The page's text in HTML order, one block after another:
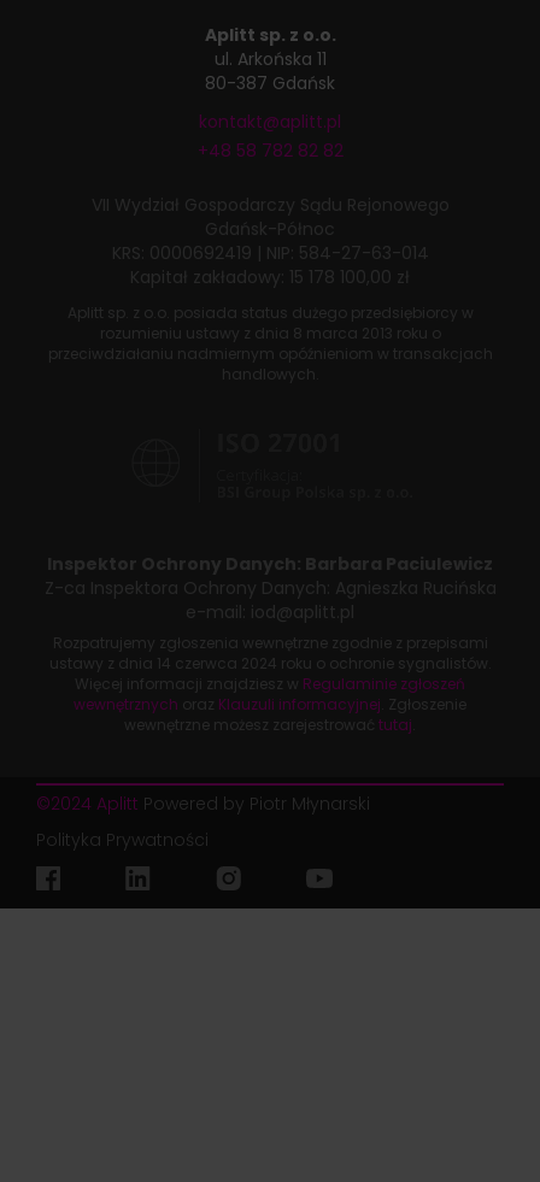
Aplitt sp. z o.o.
ul. Arkońska 11
80-387 Gdańsk
kontakt@aplitt.pl
+48 58 782 82 82
VII Wydział Gospodarczy Sądu Rejonowego
Gdańsk-Północ
KRS: 0000692419 | NIP: 584-27-63-014
Kapitał zakładowy: 15 178 100,00 zł
Aplitt sp. z o.o. posiada status dużego przedsiębiorcy w
rozumieniu ustawy z dnia 8 marca 2013 roku o
przeciwdziałaniu nadmiernym opóźnieniom w transakcjach
handlowych.
Inspektor Ochrony Danych: Barbara Paciulewicz
Z-ca Inspektora Ochrony Danych: Agnieszka Rucińska
e-mail: iod@aplitt.pl
Rozpatrujemy zgłoszenia wewnętrzne zgodnie z przepisami
ustawy z dnia 14 czerwca 2024 roku o ochronie sygnalistów.
Więcej informacji znajdziesz w Regulaminie zgłoszeń
wewnętrznych oraz Klauzuli informacyjnej . Zgłoszenie
wewnętrzne możesz zarejestrować tutaj
©2024 Aplitt Powered by Piotr Młynarski
Polityka Prywatności